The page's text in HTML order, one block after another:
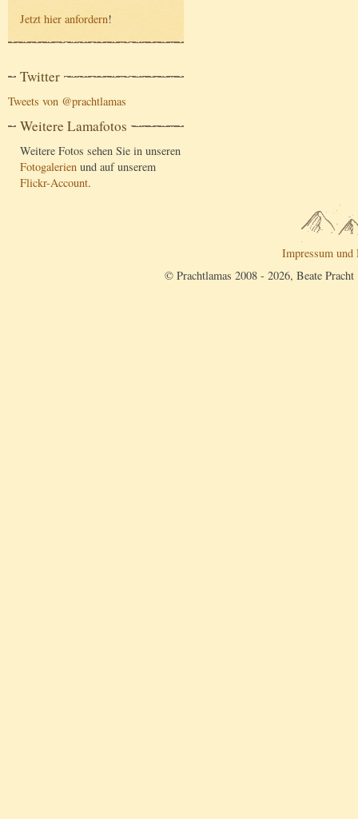
Jetzt hier anfordern!
Twitter
Tweets von @prachtlamas
Weitere Lamafotos
Weitere Fotos sehen Sie in unseren
Fotogalerien und auf unserem
Flickr-Account.
Impressum und
© Prachtlamas 2008 - 2026, Beate Pracht